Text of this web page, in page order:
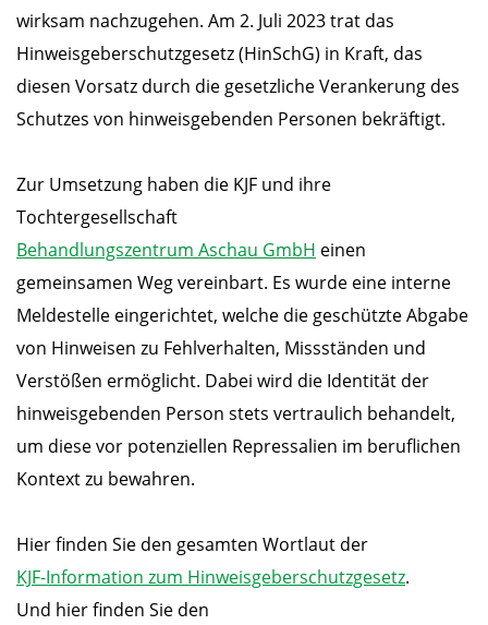
wirksam nachzugehen. Am 2. Juli 2023 trat das
Hinweisgeberschutzgesetz (HinSchG) in Kraft, das
diesen Vorsatz durch die gesetzliche Verankerung des
Schutzes von hinweisgebenden Personen bekräftigt.
Zur Umsetzung haben die KJF und ihre
Tochtergesellschaft
Behandlungszentrum Aschau GmbH einen
gemeinsamen Weg vereinbart. Es wurde eine interne
Meldestelle eingerichtet, welche die geschützte Abgabe
von Hinweisen zu Fehlverhalten, Missständen und
Verstößen ermöglicht. Dabei wird die Identität der
hinweisgebenden Person stets vertraulich behandelt,
um diese vor potenziellen Repressalien im beruflichen
Kontext zu bewahren.
Hier finden Sie den gesamten Wortlaut der
KJF-Information zum Hinweisgeberschutzgesetz.
Und hier finden Sie den